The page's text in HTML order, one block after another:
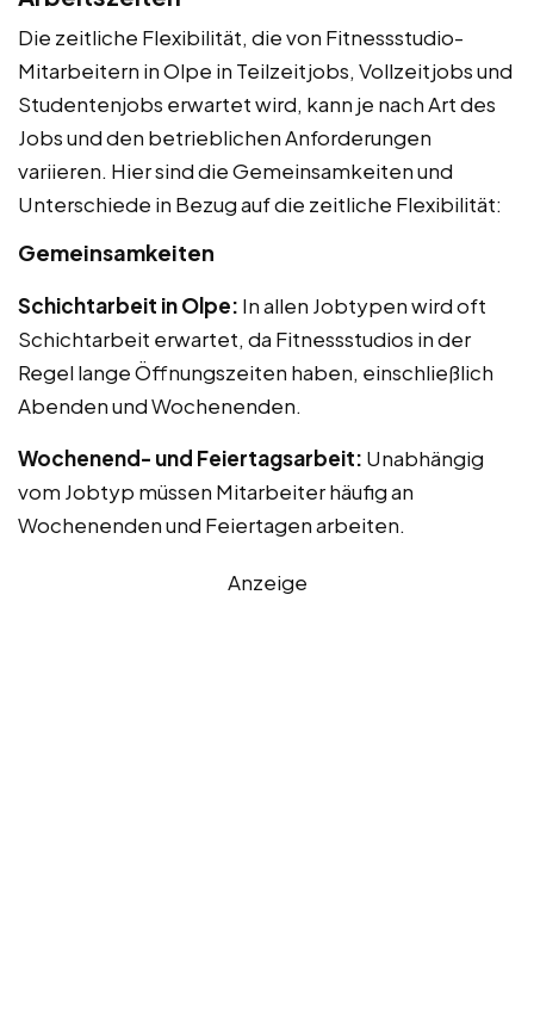
Die zeitliche Flexibilität, die von Fitnessstudio-
Mitarbeitern in Olpe in Teilzeitjobs, Vollzeitjobs und
Studentenjobs erwartet wird, kann je nach Art des
Jobs und den betrieblichen Anforderungen
variieren. Hier sind die Gemeinsamkeiten und
Unterschiede in Bezug auf die zeitliche Flexibilität:
Gemeinsamkeiten
Schichtarbeit in Olpe: In allen Jobtypen wird oft
Schichtarbeit erwartet, da Fitnessstudios in der
Regel lange Öffnungszeiten haben, einschließlich
Abenden und Wochenenden.
Wochenend- und Feiertagsarbeit: Unabhängig
vom Jobtyp müssen Mitarbeiter häufig an
Wochenenden und Feiertagen arbeiten.
Anzeige